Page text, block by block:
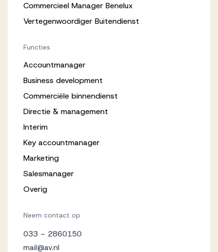
Commercieel Manager Benelux
Vertegenwoordiger Buitendienst
Functies
Accountmanager
Business development
Commerciële binnendienst
Directie & management
Interim
Key accountmanager
Marketing
Salesmanager
Overig
Neem contact op
033 – 2860150
mail@av.nl